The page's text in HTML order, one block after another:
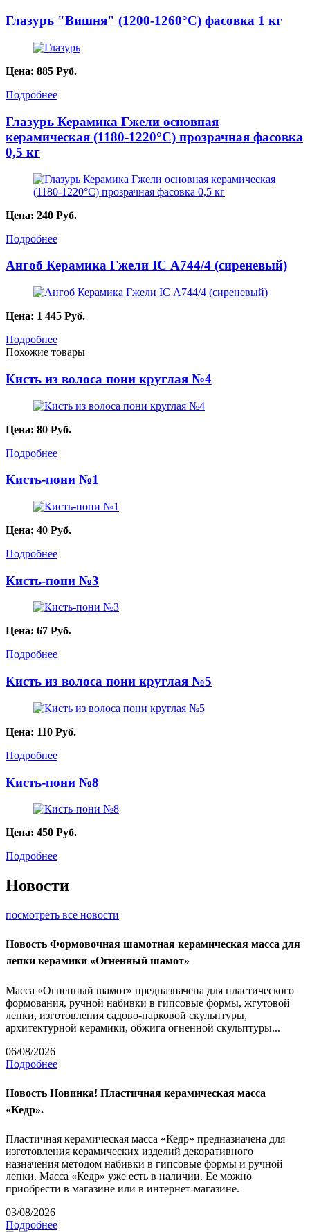
Глазурь "Вишня" (1200-1260°С) фасовка 1 кг
Цена: 885 Руб.
Подробнее
Глазурь Керамика Гжели основная
керамическая (1180-1220°С) прозрачная фасовка
0,5 кг
Цена: 240 Руб.
Подробнее
Ангоб Керамика Гжели IC А744/4 (сиреневый)
Цена: 1 445 Руб.
Подробнее
Похожие товары
Кисть из волоса пони круглая №4
Цена: 80 Руб.
Подробнее
Кисть-пони №1
Цена: 40 Руб.
Подробнее
Кисть-пони №3
Цена: 67 Руб.
Подробнее
Кисть из волоса пони круглая №5
Цена: 110 Руб.
Подробнее
Кисть-пони №8
Цена: 450 Руб.
Подробнее
Новости
посмотреть все новости
Новость Формовочная шамотная керамическая масса для
лепки керамики «Огненный шамот»
Масса «Огненный шамот» предназначена для пластического
формования, ручной набивки в гипсовые формы, жгутовой
лепки, изготовления садово-парковой скульптуры,
архитектурной керамики, обжига огненной скульптуры...
06/08/2026
Подробнее
Новость Новинка! Пластичная керамическая масса
«Кедр».
Пластичная керамическая масса «Кедр» предназначена для
изготовления керамических изделий декоративного
назначения методом набивки в гипсовые формы и ручной
лепки. Масса «Кедр» уже есть в наличии. Ее можно
приобрести в магазине или в интернет-магазине.
03/08/2026
Подробнее